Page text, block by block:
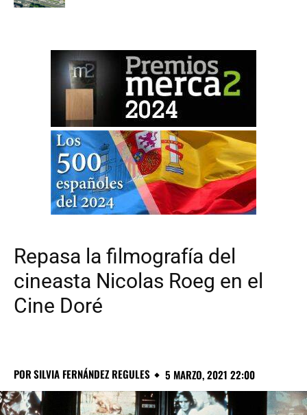
Repasa la filmografía del
cineasta Nicolas Roeg en el
Cine Doré
PORSILVIA FERNÁNDEZ REGULES 5 MARZO, 2021 22:00